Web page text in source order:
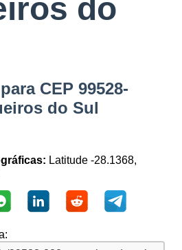
do
CEP 99528-
do Sul
Latitude -28.1368,